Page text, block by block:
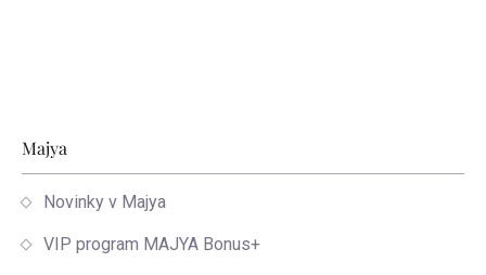
Zápätie
Majya
Novinky v Majya
VIP program MAJYA Bonus+